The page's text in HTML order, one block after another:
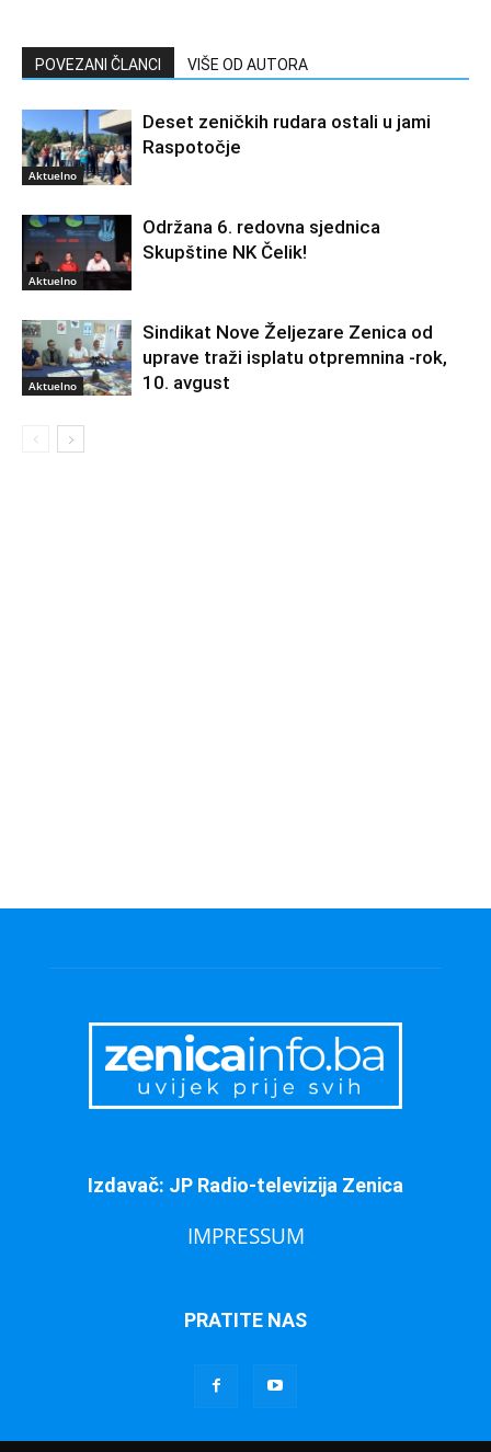
POVEZANI ČLANCI VIŠE OD AUTORA
Aktuelno
Deset zeničkih rudara ostali u jami
Raspotočje
Aktuelno
Održana 6. redovna sjednica
Skupštine NK Čelik!
Aktuelno
Sindikat Nove Željezare Zenica od
uprave traži isplatu otpremnina -rok,
10. avgust
Izdavač: JP Radio-televizija Zenica
IMPRESSUM
PRATITE NAS